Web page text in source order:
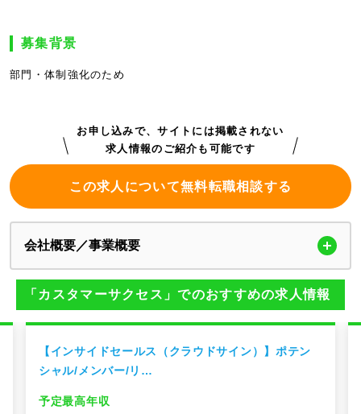
募集背景
部門・体制強化のため
お申し込みで、サイトには掲載されない
求人情報のご紹介も可能です
この求人について無料転職相談する
会社概要／事業概要
「カスタマーサクセス」でのおすすめの求人情報
【インサイドセールス（クラウドサイン）】ポテン
シャル/メンバー/リ…
予定最高年収